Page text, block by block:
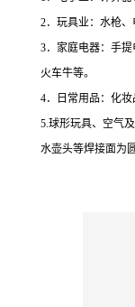
2．玩具业：水枪、
3．家庭电器：手
火车牛等。
4．日常用品：化妆
5.球形玩具、空气
水壶头等焊接面为